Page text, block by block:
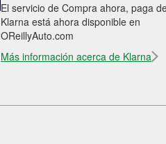
El servicio de Compra ahora, paga
Klarna está ahora disponible en
OReillyAuto.com
Más información acerca de Klarna